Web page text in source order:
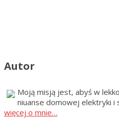
Autor
Moją misją jest, abyś w
niuanse domowej elektryki i
więcej o mnie…